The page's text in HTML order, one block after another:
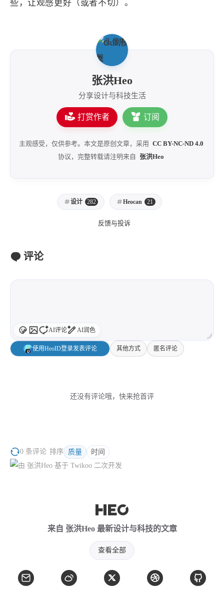
些，让观感更好（或者不切）。
张洪Heo
分享设计与科技生活
打赏作者 订阅
主观感受，仅供参考。本文是原创文章，采用 CC BY-NC-ND 4.0
协议，完整转载请注明来自
张洪Heo
设计 282 Heocan 21
反馈与投诉
评论
AI评论 AI润色
使用HeoID登录发表评论 其他方式 匿名评论
还没有评论哦，快来抢首评
0 条评论 排序 质量 时间
来自 张洪Heo 最新设计与科技的文章
查看全部